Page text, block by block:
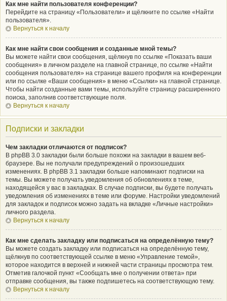
Как мне найти пользователя конференции?
Перейдите на страницу «Пользователи» и щёлкните по ссылке «Найти
пользователя».
Вернуться к началу
Как мне найти свои сообщения и созданные мной темы?
Вы можете найти свои сообщения, щёлкнув по ссылке «Показать ваши
сообщения» в личном разделе на главной странице, по ссылке «Найти
сообщения пользователя» на странице вашего профиля на конференции
или по ссылке «Ваши сообщения» в меню «Ссылки» на главной странице.
Чтобы найти созданные вами темы, используйте страницу расширенного
поиска, заполнив соответствующие поля.
Вернуться к началу
Подписки и закладки
Чем закладки отличаются от подписок?
В phpBB 3.0 закладки были больше похожи на закладки в вашем веб-
браузере. Вы не получали предупреждений о произошедших
изменениях. В phpBB 3.1 закладки больше напоминают подписки на
темы. Вы можете получать уведомления об обновлениях в теме,
находящейся у вас в закладках. В случае подписки, вы будете получать
уведомления об изменениях в теме или форуме. Настройки уведомлений
для закладок и подписок можно задать на вкладке «Личные настройки»
личного раздела.
Вернуться к началу
Как мне сделать закладку или подписаться на определённую тему?
Вы можете создать закладку или подписаться на определённую тему,
щёлкнув по соответствующей ссылке в меню «Управление темой»,
которое находится в верхней и нижней части страницы просмотра тем.
Отметив галочкой пункт «Сообщать мне о получении ответа» при
отправке сообщения, вы также подпишетесь на соответствующую тему.
Вернуться к началу